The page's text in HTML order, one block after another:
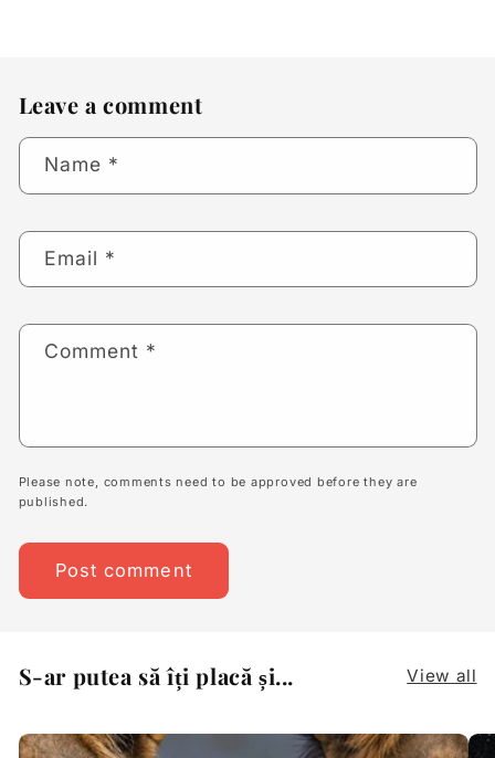
Leave a comment
Name *
Email *
Comment *
Please note, comments need to be approved before they are
published.
S-ar putea să îți placă și... View all